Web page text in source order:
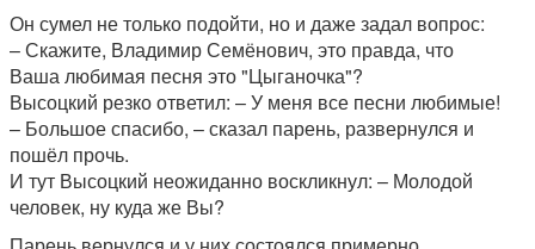
Он сумел не только подойти, но и даже задал вопрос:
– Скажите, Владимир Семёнович, это правда, что
Ваша любимая песня это "Цыганочка"?
Высоцкий резко ответил: – У меня все песни любимые!
– Большое спасибо, – сказал парень, развернулся и
пошёл прочь.
И тут Высоцкий неожиданно воскликнул: – Молодой
человек, ну куда же Вы?